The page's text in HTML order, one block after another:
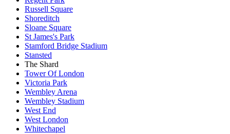
Russell Square
Shoreditch
Sloane Square
St James's Park
Stamford Bridge Stadium
Stansted
The Shard
Tower Of London
Victoria Park
Wembley Arena
Wembley Stadium
West End
West London
Whitechapel